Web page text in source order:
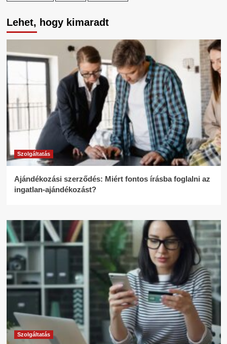
Lehet, hogy kimaradt
Szolgáltatás
Ajándékozási szerződés: Miért fontos írásba foglalni az
ingatlan-ajándékozást?
Szolgáltatás